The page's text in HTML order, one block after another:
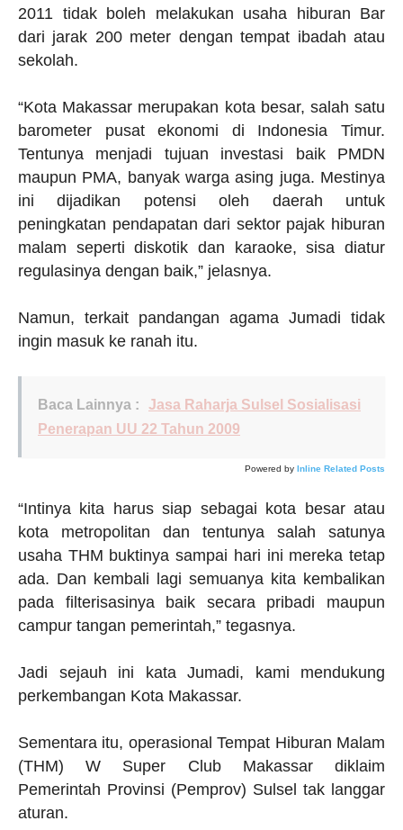
2011 tidak boleh melakukan usaha hiburan Bar
dari jarak 200 meter dengan tempat ibadah atau
sekolah.
“Kota Makassar merupakan kota besar, salah satu
barometer pusat ekonomi di Indonesia Timur.
Tentunya menjadi tujuan investasi baik PMDN
maupun PMA, banyak warga asing juga. Mestinya
ini dijadikan potensi oleh daerah untuk
peningkatan pendapatan dari sektor pajak hiburan
malam seperti diskotik dan karaoke, sisa diatur
regulasinya dengan baik,” jelasnya.
Namun, terkait pandangan agama Jumadi tidak
ingin masuk ke ranah itu.
Baca Lainnya :
Jasa Raharja Sulsel Sosialisasi
Penerapan UU 22 Tahun 2009
Powered by Inline Related Posts
“Intinya kita harus siap sebagai kota besar atau
kota metropolitan dan tentunya salah satunya
usaha THM buktinya sampai hari ini mereka tetap
ada. Dan kembali lagi semuanya kita kembalikan
pada filterisasinya baik secara pribadi maupun
campur tangan pemerintah,” tegasnya.
Jadi sejauh ini kata Jumadi, kami mendukung
perkembangan Kota Makassar.
Sementara itu, operasional Tempat Hiburan Malam
(THM) W Super Club Makassar diklaim
Pemerintah Provinsi (Pemprov) Sulsel tak langgar
aturan.